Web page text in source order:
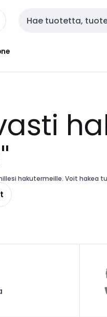
Haku
hakutermeille. Voit hakea